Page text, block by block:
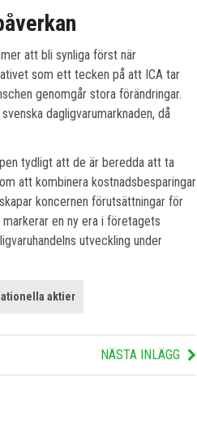
att bli synliga först när
som ett tecken på att ICA tar
genomgår stora förändringar.
dagligvarumarknaden, då
tydligt att de är beredda att ta
att kombinera kostnadsbesparingar
koncernen förutsättningar för
en ny era i företagets
utveckling under
aktier
NÄSTA INLÄGG